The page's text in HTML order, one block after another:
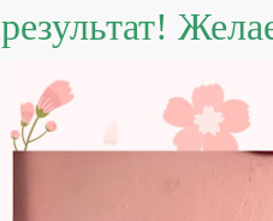
результат!